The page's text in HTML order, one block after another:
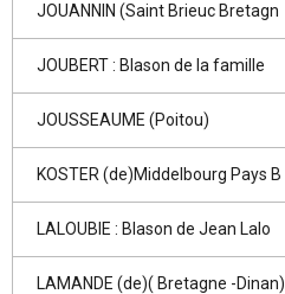
JOUANNIN (Saint Brieuc Bretagn
JOUBERT : Blason de la famille
JOUSSEAUME (Poitou)
KOSTER (de)Middelbourg Pays B
LALOUBIE : Blason de Jean Lalo
LAMANDE (de)( Bretagne -Dinan)